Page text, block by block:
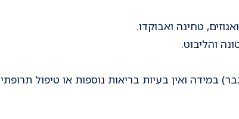
טחינה ואבוקדו.
במידה ואין בעיות בריאות נוספות או טיפול תרופתי